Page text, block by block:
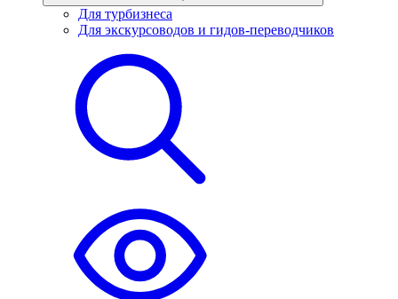
Для турбизнеса
Для экскурсоводов и гидов-переводчиков